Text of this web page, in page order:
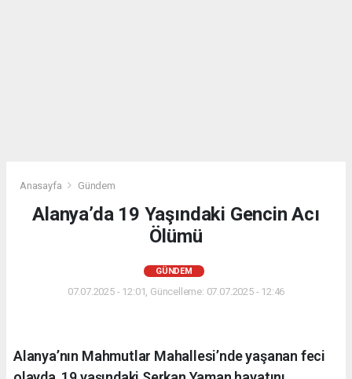
Anasayfa Gündem
Alanya’da 19 Yaşındaki Gencin Acı
Ölümü
GÜNDEM
07.07.2025 - 12:01, Güncelleme: 07.07.2025 - 12:46
Alanya’nın Mahmutlar Mahallesi’nde yaşanan feci